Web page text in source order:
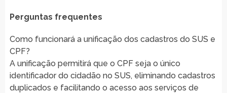
Perguntas frequentes
Como funcionará a unificação dos cadastros do SUS e
CPF?
A unificação permitirá que o CPF seja o único
identificador do cidadão no SUS, eliminando cadastros
duplicados e facilitando o acesso aos serviços de